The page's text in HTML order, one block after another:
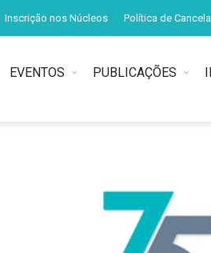
Inscrição nos Núcleos Política de
EVENTOS PUBLICAÇÕES